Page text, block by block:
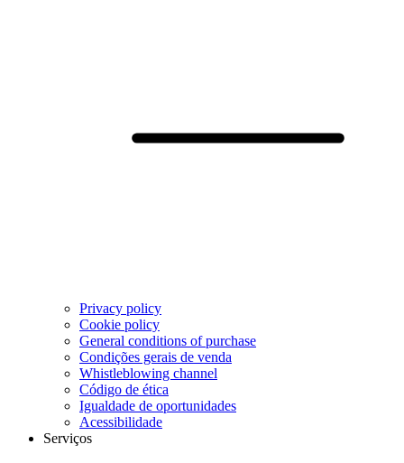
Privacy policy
Cookie policy
General conditions of purchase
Condições gerais de venda
Whistleblowing channel
Código de ética
Igualdade de oportunidades
Acessibilidade
Serviços